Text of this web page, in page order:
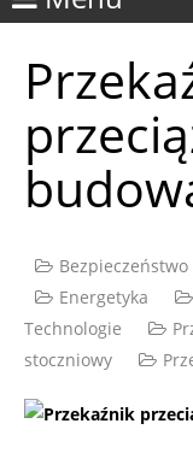
Bezpieczeństwo
Energetyka
Technologie
stoczniowy